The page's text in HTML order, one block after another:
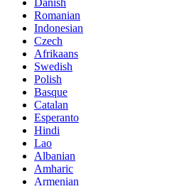
Danish
Romanian
Indonesian
Czech
Afrikaans
Swedish
Polish
Basque
Catalan
Esperanto
Hindi
Lao
Albanian
Amharic
Armenian